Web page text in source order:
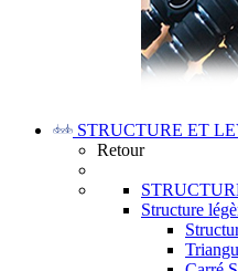
STRUCTURE ET
Retour
Structure